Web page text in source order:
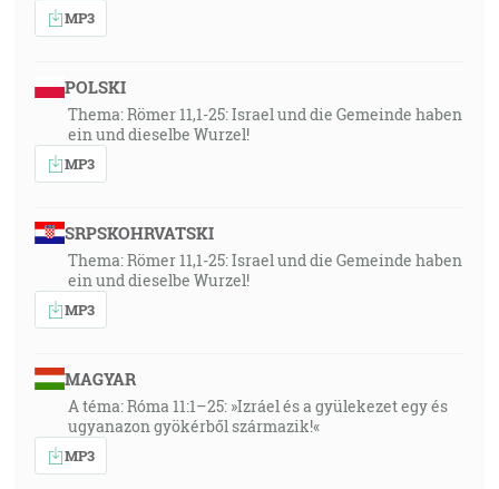
MP3
POLSKI
Thema: Römer 11,1-25: Israel und die Gemeinde haben
ein und dieselbe Wurzel!
MP3
SRPSKOHRVATSKI
Thema: Römer 11,1-25: Israel und die Gemeinde haben
ein und dieselbe Wurzel!
MP3
MAGYAR
A téma: Róma 11:1–25: »Izráel és a gyülekezet egy és
ugyanazon gyökérből származik!«
MP3